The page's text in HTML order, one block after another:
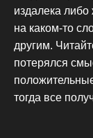
издалека либо
на каком-то
другим.
потерялся
тогда все